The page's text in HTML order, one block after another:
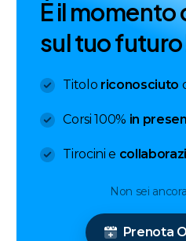
Èilmomento
sultuofuturo
Titolo riconosciuto
Corsi 100% in
Tirocini e
Non sei
Prenota